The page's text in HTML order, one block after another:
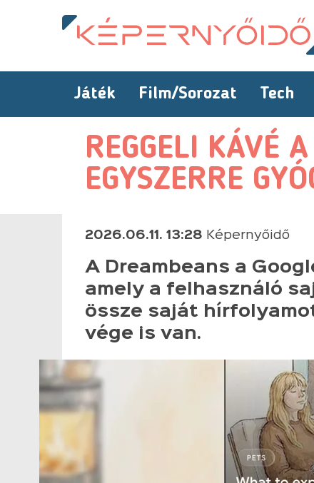
Játék Film/Sorozat Tech
REGGELI KÁVÉ
EGYSZERRE
2026.06.11. 13:28 Képernyőidő
A Dreambeans a
amely a felhasználó
össze saját
vége is van.